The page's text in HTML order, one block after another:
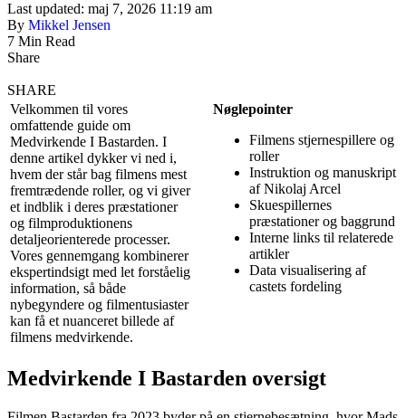
Last updated: maj 7, 2026 11:19 am
By Mikkel Jensen
7 Min Read
Share
SHARE
Velkommen til vores
omfattende guide om
Medvirkende I Bastarden. I
denne artikel dykker vi ned i,
hvem der står bag filmens mest
fremtrædende roller, og vi giver
et indblik i deres præstationer
og filmproduktionens
detaljeorienterede processer.
Vores gennemgang kombinerer
ekspertindsigt med let forståelig
information, så både
nybegyndere og filmentusiaster
kan få et nuanceret billede af
filmens medvirkende.
Nøglepointer
Filmens stjernespillere og
roller
Instruktion og manuskript
af Nikolaj Arcel
Skuespillernes
præstationer og baggrund
Interne links til relaterede
artikler
Data visualisering af
castets fordeling
Medvirkende I Bastarden oversigt